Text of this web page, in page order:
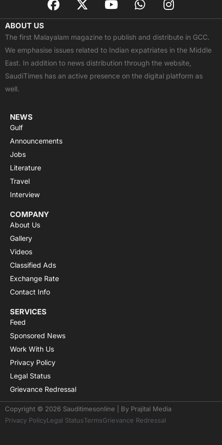
a
c
e
b
o
o
k
-
t
w
i
t
t
e
o
u
t
u
b
e
h
a
t
s
a
p
p
n
s
t
a
g
r
a
ABOUT US
The first Malayalam magazine to publish and distribute in GCC.
We emphasise issues related to Indian expatriates in the Middle
East. In addition to news distribution through the website,
SaudiTimes has an active presence on the digital platform as
well.
NEWS
Gulf
Announcements
Jobs
Literature
Travel
Interview
COMPANY
About Us
Gallery
Videos
Classified Ads
Exchange Rate
Contact Info
SERVICES
Feed
Sponsored News
Work With Us
Privacy Policy
Legal Status
Grievance Redressal
Copyright © 2026 Sauditimesonline | By Prajital Media
Privacy PolicyLegal StatusTermsGrievance Redressal